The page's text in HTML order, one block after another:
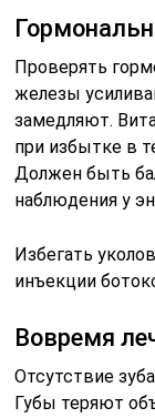
Проверять
железы
замедляют.
при избытке в
Должен быть
наблюдения у
Избегать
инъекции
Вовремя
Отсутствие
Губы теряют